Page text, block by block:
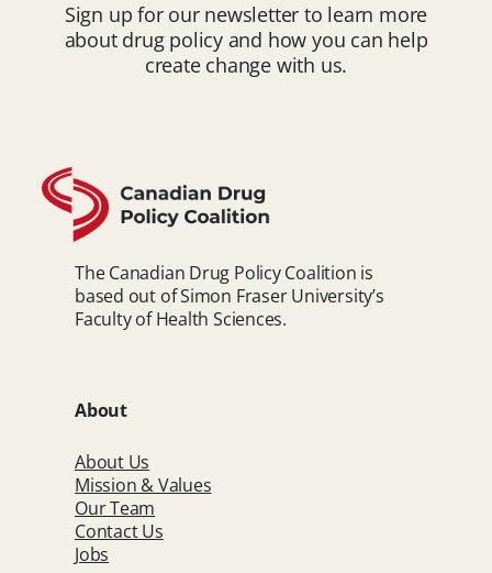
Sign up for our newsletter to learn more
about drug policy and how you can help
create change with us.
The Canadian Drug Policy Coalition is
based out of Simon Fraser University’s
Faculty of Health Sciences.
About
About Us
Mission & Values
Our Team
Contact Us
Jobs